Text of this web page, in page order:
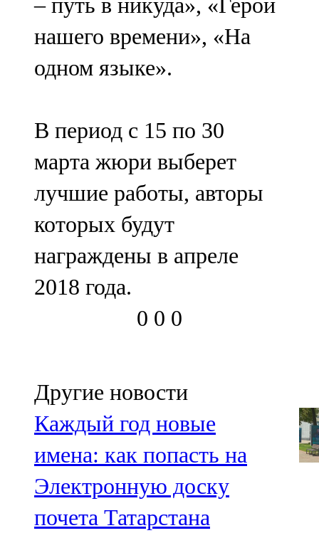
Түбән Кама
102,6 FM
Чирмешән
Чистай
103,0 FM
Чүпрәле
91,0 FM
Шәмәрдән
102,3 FM
Яңа чишмә
Яр Чаллы
105,5 FM
нашего времени», «На
одном языке».
В период с 15 по 30
марта жюри выберет
лучшие работы, авторы
которых будут
награждены в апреле
2018 года.
0 0 0
Другие новости
Каждый год новые
имена: как попасть на
Электронную доску
почета Татарстана